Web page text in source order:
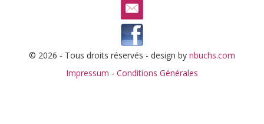
© 2026 - Tous droits réservés - design by nbuchs.com
Impressum - Conditions Générales